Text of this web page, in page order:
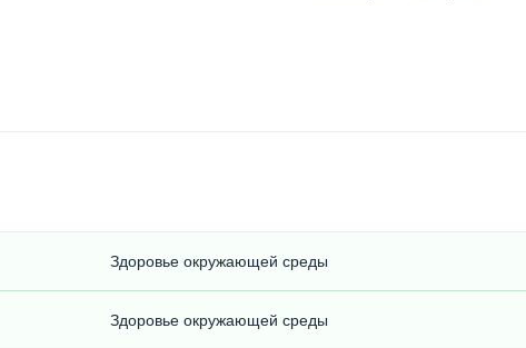
Здоровье окружающей среды
Здоровье окружающей среды